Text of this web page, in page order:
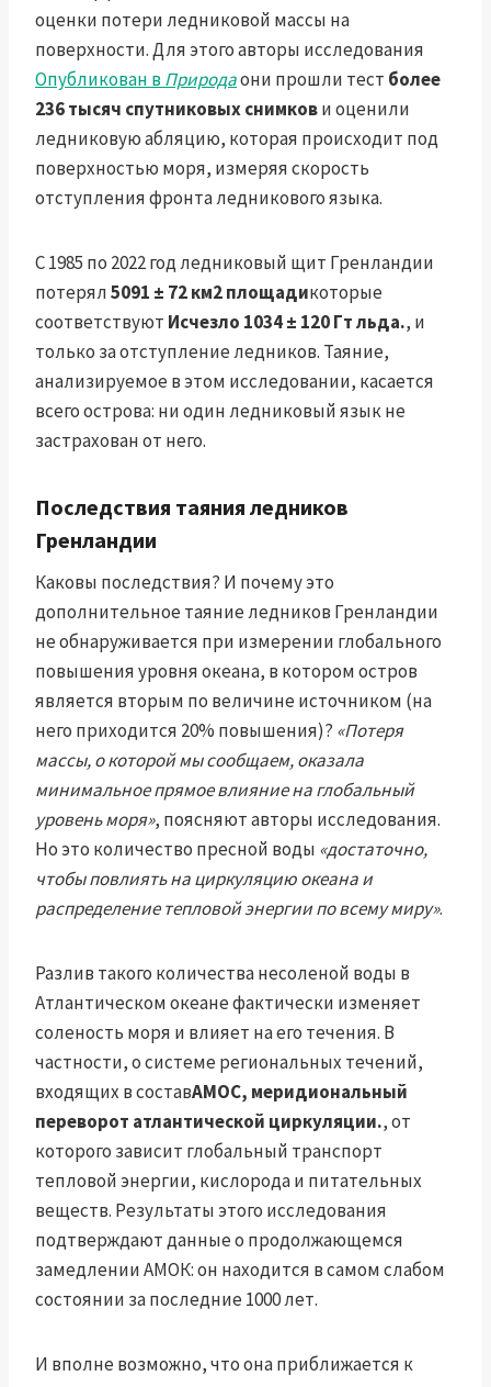
оценки потери ледниковой массы на
поверхности. Для этого авторы исследования
Опубликован в Природаони прошли тест более
236 тысяч спутниковых снимкови оценили
ледниковую абляцию, которая происходит под
поверхностью моря, измеряя скорость
отступления фронта ледникового языка.
С 1985 по 2022 год ледниковый щит Гренландии
потерял5091 ± 72 км2 площадикоторые
соответствуют Исчезло 1034 ± 120 Гт льда., и
только за отступление ледников. Таяние,
анализируемое в этом исследовании, касается
всего острова: ни один ледниковый язык не
застрахован от него.
Последствия таяния ледников
Гренландии
Каковы последствия? И почему это
дополнительное таяние ледников Гренландии
не обнаруживается при измерении глобального
повышения уровня океана, в котором остров
является вторым по величине источником (на
него приходится 20% повышения)? «Потеря
массы, о которой мы сообщаем, оказала
минимальное прямое влияние на глобальный
уровень моря», поясняют авторы исследования.
Но это количество пресной воды «достаточно,
чтобы повлиять на циркуляцию океана и
распределение тепловой энергии по всему миру».
Разлив такого количества несоленой воды в
Атлантическом океане фактически изменяет
соленость моря и влияет на его течения. В
частности, о системе региональных течений,
входящих в составAMOC, меридиональный
переворот атлантической циркуляции., от
которого зависит глобальный транспорт
тепловой энергии, кислорода и питательных
веществ. Результаты этого исследования
подтверждают данные о продолжающемся
замедлении АМОК: он находится в самом слабом
состоянии за последние 1000 лет.
И вполне возможно, что она приближается к